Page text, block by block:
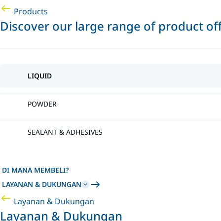
Products
Discover our large range of product
LIQUID
POWDER
SEALANT & ADHESIVES
DI MANA MEMBELI?
LAYANAN & DUKUNGAN
Layanan & Dukungan
Layanan & Dukungan